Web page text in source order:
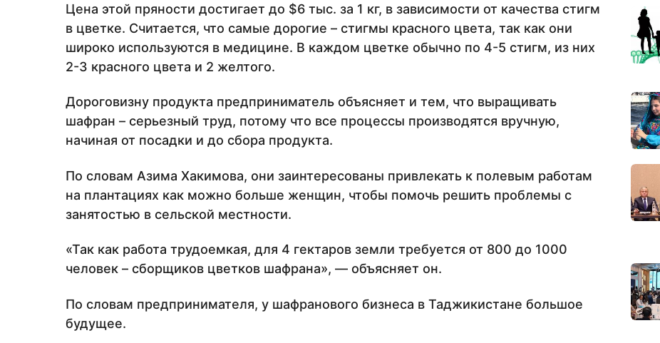
Цена этой пряности достигает до $6 тыс. за 1 кг, в зависимости от качества стигм
в цветке. Считается, что самые дорогие – стигмы красного цвета, так как они
широко используются в медицине. В каждом цветке обычно по 4-5 стигм, из них
2-3 красного цвета и 2 желтого.
Дороговизну продукта предприниматель объясняет и тем, что выращивать
шафран – серьезный труд, потому что все процессы производятся вручную,
начиная от посадки и до сбора продукта.
По словам Азима Хакимова, они заинтересованы привлекать к полевым работам
на плантациях как можно больше женщин, чтобы помочь решить проблемы с
занятостью в сельской местности.
«Так как работа трудоемкая, для 4 гектаров земли требуется от 800 до 1000
человек – сборщиков цветков шафрана», — объясняет он.
По словам предпринимателя, у шафранового бизнеса в Таджикистане большое
будущее.